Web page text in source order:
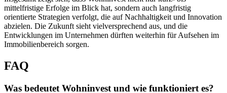
mittelfristige Erfolge im Blick hat, sondern auch langfristig
orientierte Strategien verfolgt, die auf Nachhaltigkeit und Innovation
abzielen. Die Zukunft sieht vielversprechend aus, und die
Entwicklungen im Unternehmen dürften weiterhin für Aufsehen im
Immobilienbereich sorgen.
FAQ
Was bedeutet Wohninvest und wie funktioniert es?